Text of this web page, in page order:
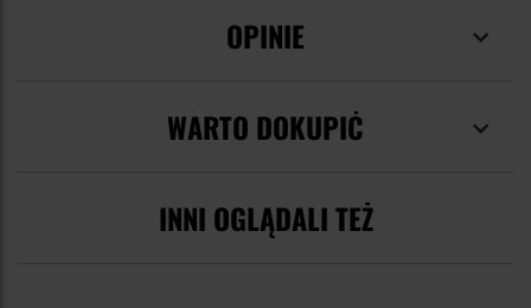
OPINIE
WARTO DOKUPIĆ
INNI OGLĄDALI TEŻ